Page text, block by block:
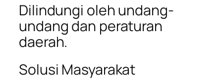
Dilindungi oleh undang-
undang dan peraturan
daerah.
Solusi Masyarakat